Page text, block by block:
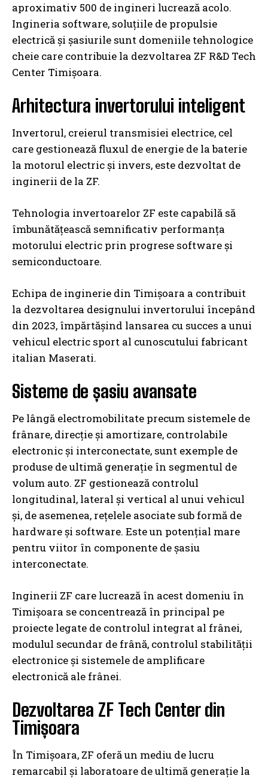
aproximativ 500 de ingineri lucrează acolo.
Ingineria software, soluțiile de propulsie
electrică și șasiurile sunt domeniile tehnologice
cheie care contribuie la dezvoltarea ZF R&D Tech
Center Timișoara.
Arhitectura invertorului inteligent
Invertorul, creierul transmisiei electrice, cel
care gestionează fluxul de energie de la baterie
la motorul electric și invers, este dezvoltat de
inginerii de la ZF.
Tehnologia invertoarelor ZF este capabilă să
îmbunătățească semnificativ performanța
motorului electric prin progrese software și
semiconductoare.
Echipa de inginerie din Timișoara a contribuit
la dezvoltarea designului invertorului începând
din 2023, împărtășind lansarea cu succes a unui
vehicul electric sport al cunoscutului fabricant
italian Maserati.
Sisteme de șasiu avansate
Pe lângă electromobilitate precum sistemele de
frânare, direcție și amortizare, controlabile
electronic și interconectate, sunt exemple de
produse de ultimă generație în segmentul de
volum auto. ZF gestionează controlul
longitudinal, lateral și vertical al unui vehicul
și, de asemenea, rețelele asociate sub formă de
hardware și software. Este un potențial mare
pentru viitor în componente de șasiu
interconectate.
Inginerii ZF care lucrează în acest domeniu în
Timișoara se concentrează în principal pe
proiecte legate de controlul integrat al frânei,
modulul secundar de frână, controlul stabilității
electronice și sistemele de amplificare
electronică ale frânei.
Dezvoltarea ZF Tech Center din
Timișoara
În Timișoara, ZF oferă un mediu de lucru
remarcabil și laboratoare de ultimă generație la